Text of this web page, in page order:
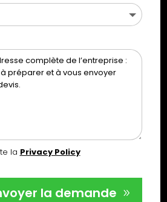
la Privacy Policy
la demande